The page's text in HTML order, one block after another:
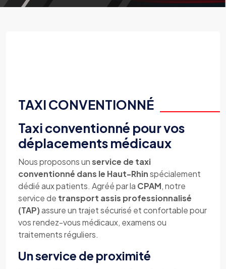
TAXI CONVENTIONNÉ
Taxi conventionné pour vos
déplacements médicaux
Nous proposons unservice de taxi
conventionné dans le Haut-Rhinspécialement
dédié aux patients. Agréé par la CPAM, notre
service de transport assis professionnalisé
(TAP)assure un trajet sécurisé et confortable pour
vos rendez-vous médicaux, examens ou
traitements réguliers.
Un service de proximité